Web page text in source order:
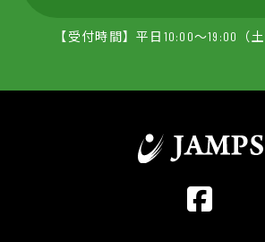
【受付時間】平日10:00～19:00（